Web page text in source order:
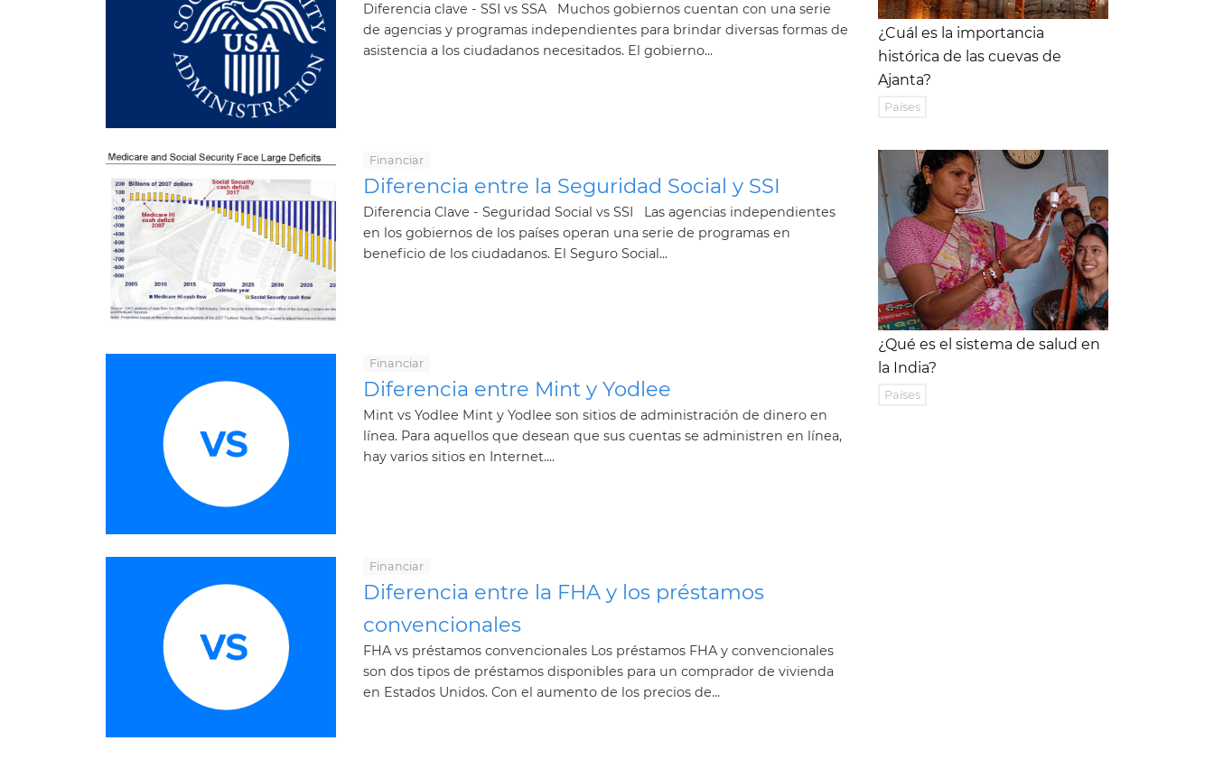
Diferencia clave - SSI vs SSA Muchos gobiernos cuentan con una serie
de agencias y programas independientes para brindar diversas formas de
asistencia a los ciudadanos necesitados. El gobierno...
Financiar
Diferencia entre la Seguridad Social y SSI
Diferencia Clave - Seguridad Social vs SSI Las agencias independientes
en los gobiernos de los países operan una serie de programas en
beneficio de los ciudadanos. El Seguro Social...
Financiar
Diferencia entre Mint y Yodlee
Mint vs Yodlee Mint y Yodlee son sitios de administración de dinero en
línea. Para aquellos que desean que sus cuentas se administren en línea,
hay varios sitios en Internet....
Financiar
Diferencia entre la FHA y los préstamos
convencionales
FHA vs préstamos convencionales Los préstamos FHA y convencionales
son dos tipos de préstamos disponibles para un comprador de vivienda
en Estados Unidos. Con el aumento de los precios de...
¿Cuál es la importancia
histórica de las cuevas de
Ajanta?
Países
¿Qué es el sistema de salud en
la India?
Países